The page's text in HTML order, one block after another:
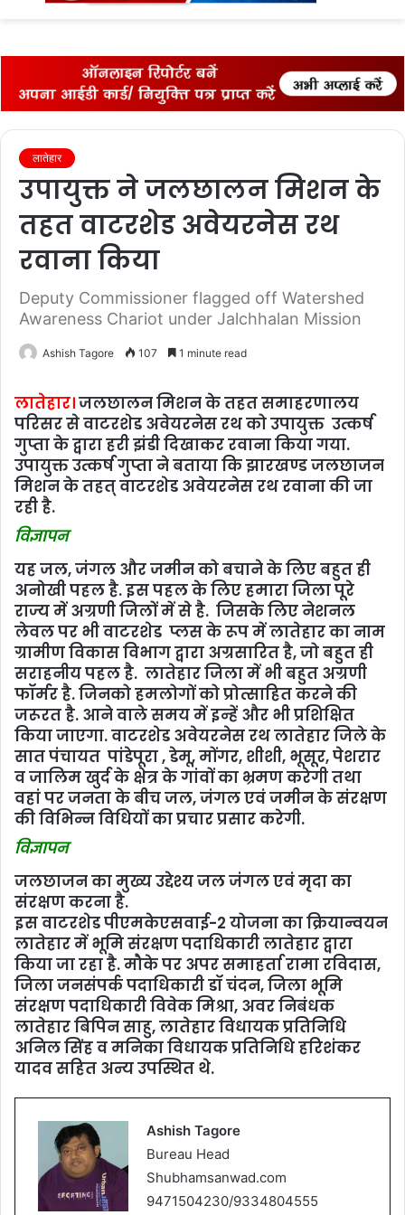
लातेहार
उपायुक्त ने जलछालन मिशन के
तहत वाटरशेड अवेयरनेस रथ
रवाना किया
Deputy Commissioner flagged off Watershed
Awareness Chariot under Jalchhalan Mission
Ashish Tagore 107 1 minute read
लातेहार।जलछालन मिशन के तहत समाहरणालय
परिसर से वाटरशेड अवेयरनेस रथ को उपायुक्त उत्कर्ष
गुप्ता के द्वारा हरी झंडी दिखाकर रवाना किया गया.
उपायुक्त उत्कर्ष गुप्ता ने बताया कि झारखण्ड जलछाजन
मिशन के तहत् वाटरशेड अवेयरनेस रथ रवाना की जा
रही है.
विज्ञापन
यह जल, जंगल और जमीन को बचाने के लिए बहुत ही
अनोखी पहल है. इस पहल के लिए हमारा जिला पूरे
राज्य में अग्रणी जिलों में से है. जिसके लिए नेशनल
लेवल पर भी वाटरशेड प्लस के रूप में लातेहार का नाम
ग्रामीण विकास विभाग द्वारा अग्रसारित है, जो बहुत ही
सराहनीय पहल है. लातेहार जिला में भी बहुत अग्रणी
फॉर्मर है. जिनको हमलोगों को प्रोत्साहित करने की
जरूरत है. आने वाले समय में इन्हें और भी प्रशिक्षित
किया जाएगा. वाटरशेड अवेयरनेस रथ लातेहार जिले के
सात पंचायत पांडेपूरा , डेमू, मोंगर, शीशी, भूसूर, पेशरार
व जालिम खुर्द के क्षेत्र के गांवों का भ्रमण करेगी तथा
वहां पर जनता के बीच जल, जंगल एवं जमीन के संरक्षण
की विभिन्न विधियों का प्रचार प्रसार करेगी.
विज्ञापन
जलछाजन का मुख्य उद्देश्य जल जंगल एवं मृदा का
संरक्षण करना है.
इस वाटरशेड पीएमकेएसवाई-2 योजना का क्रियान्वयन
लातेहार में भूमि संरक्षण पदाधिकारी लातेहार द्वारा
किया जा रहा है. मौके पर अपर समाहर्ता रामा रविदास,
जिला जनसंपर्क पदाधिकारी डॉ चंदन, जिला भूमि
संरक्षण पदाधिकारी विवेक मिश्रा, अवर निबंधक
लातेहार बिपिन साहु, लातेहार विधायक प्रतिनिधि
अनिल सिंह व मनिका विधायक प्रतिनिधि हरिशंकर
यादव सहित अन्य उपस्थित थे.
Ashish Tagore
Bureau Head
Shubhamsanwad.com
9471504230/9334804555